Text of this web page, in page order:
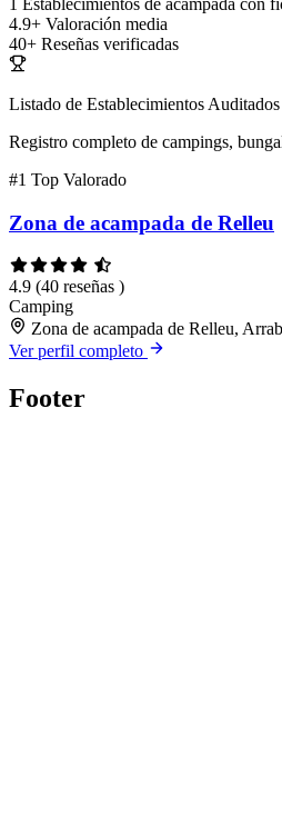
1 Establecimientos de acampada con
4.9+ Valoración media
40+ Reseñas verificadas
Listado de Establecimientos Auditados
Registro completo de campings,
#1 Top Valorado
Zona de acampada de Relleu
4.9 (40 reseñas )
Camping
Zona de acampada de Relleu,
Ver perfil completo
Footer